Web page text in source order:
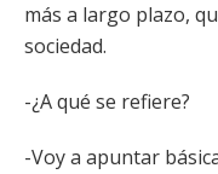
más a largo plazo,
sociedad.
-¿A qué se refiere?
-Voy a apuntar